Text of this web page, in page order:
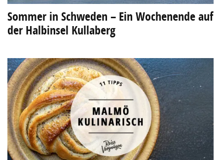
Sommer in Schweden – Ein Wochenende auf
der Halbinsel Kullaberg